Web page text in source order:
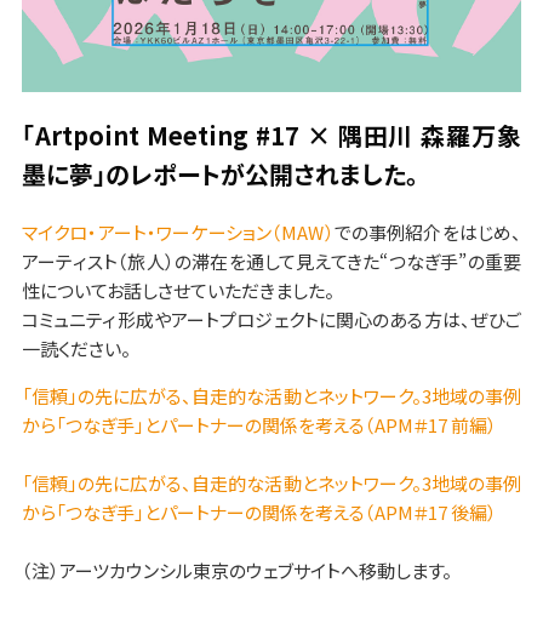
「Artpoint Meeting #17 × 隅田川 森羅万象
墨に夢」のレポートが公開されました。
マイクロ・アート・ワーケーション（MAW）での事例紹介をはじめ、
アーティスト（旅人）の滞在を通して見えてきた“つなぎ手”の重要
性についてお話しさせていただきました。
コミュニティ形成やアートプロジェクトに関心のある方は、ぜひご
一読ください。
「信頼」の先に広がる、自走的な活動とネットワーク。3地域の事例
から「つなぎ手」とパートナーの関係を考える（APM＃17 前編）
「信頼」の先に広がる、自走的な活動とネットワーク。3地域の事例
から「つなぎ手」とパートナーの関係を考える（APM＃17 後編）
（注）アーツカウンシル東京のウェブサイトへ移動します。